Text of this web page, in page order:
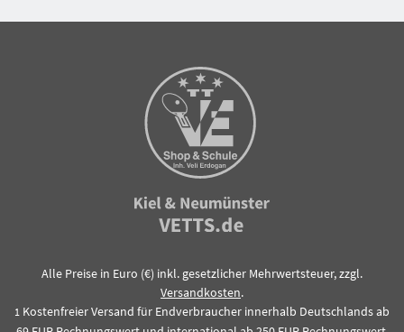
Alle Preise in Euro (€) inkl. gesetzlicher Mehrwertsteuer, zzgl.
Versandkosten.
1 Kostenfreier Versand für Endverbraucher innerhalb Deutschlands ab